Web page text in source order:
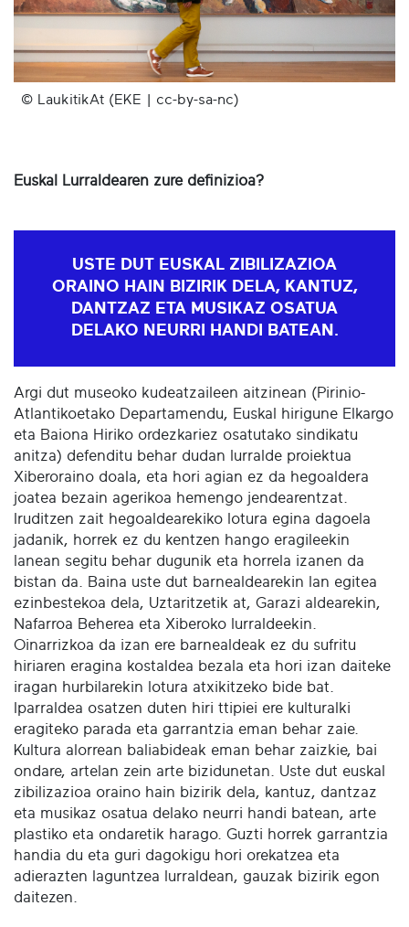
© LaukitikAt (EKE | cc-by-sa-nc)
Euskal Lurraldearen zure definizioa?
USTE DUT EUSKAL ZIBILIZAZIOA
ORAINO HAIN BIZIRIK DELA, KANTUZ,
DANTZAZ ETA MUSIKAZ OSATUA
DELAKO NEURRI HANDI BATEAN.
Argi dut museoko kudeatzaileen aitzinean (Pirinio-
Atlantikoetako Departamendu, Euskal hirigune Elkargo
eta Baiona Hiriko ordezkariez osatutako sindikatu
anitza) defenditu behar dudan lurralde proiektua
Xiberoraino doala, eta hori agian ez da hegoaldera
joatea bezain agerikoa hemengo jendearentzat.
Iruditzen zait hegoaldearekiko lotura egina dagoela
jadanik, horrek ez du kentzen hango eragileekin
lanean segitu behar dugunik eta horrela izanen da
bistan da. Baina uste dut barnealdearekin lan egitea
ezinbestekoa dela, Uztaritzetik at, Garazi aldearekin,
Nafarroa Beherea eta Xiberoko lurraldeekin.
Oinarrizkoa da izan ere barnealdeak ez du sufritu
hiriaren eragina kostaldea bezala eta hori izan daiteke
iragan hurbilarekin lotura atxikitzeko bide bat.
Iparraldea osatzen duten hiri ttipiei ere kulturalki
eragiteko parada eta garrantzia eman behar zaie.
Kultura alorrean baliabideak eman behar zaizkie, bai
ondare, artelan zein arte bizidunetan. Uste dut euskal
zibilizazioa oraino hain bizirik dela, kantuz, dantzaz
eta musikaz osatua delako neurri handi batean, arte
plastiko eta ondaretik harago. Guzti horrek garrantzia
handia du eta guri dagokigu hori orekatzea eta
adierazten laguntzea lurraldean, gauzak bizirik egon
daitezen.